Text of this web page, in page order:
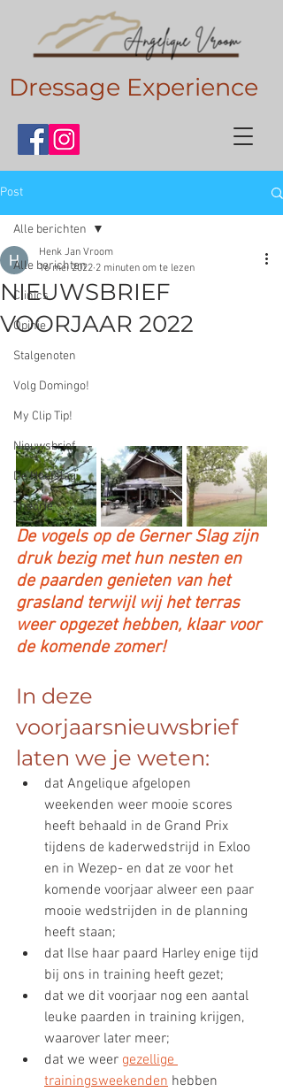
Dressage Experience
Post
Alle berichten
Clinics
Opinie
Stalgenoten
Volg Domingo!
My Clip Tip!
Nieuwsbrief
De Hoefslag
Theorie
Alle berichten
NIEUWSBRIEF
VOORJAAR 2022
Henk Jan Vroom
16 mei 2022 2 minuten om te lezen
De vogels op de Gerner Slag zijn
druk bezig met hun nesten en
de paarden genieten van het
grasland terwijl wij het terras
weer opgezet hebben, klaar voor
de komende zomer!
In deze
voorjaarsnieuwsbrief
laten we je weten:
dat Angelique afgelopen
weekenden weer mooie scores
heeft behaald in de Grand Prix
tijdens de kaderwedstrijd in Exloo
en in Wezep- en dat ze voor het
komende voorjaar alweer een paar
mooie wedstrijden in de planning
heeft staan;
dat Ilse haar paard Harley enige tijd
bij ons in training heeft gezet;
dat we dit voorjaar nog een aantal
leuke paarden in training krijgen,
waarover later meer;
dat we weer gezellige
trainingsweekenden hebben